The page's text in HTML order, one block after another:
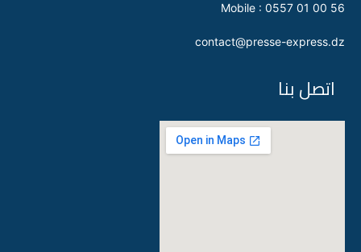
اتصل بنا
Mobile : 0557 01 00 56
contact@presse-express.dz